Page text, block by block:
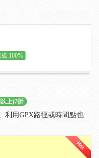
:100%
上)7折
利用GPX路徑或時間點也